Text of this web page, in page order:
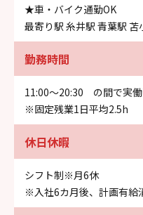
★車・バイク通勤OK
最寄り駅 糸井駅 青葉駅 苫
勤務時間
11:00～20:30 の間で実
※固定残業1日平均2.5h
休日休暇
シフト制※月6休
※入社6カ月後、計画有給